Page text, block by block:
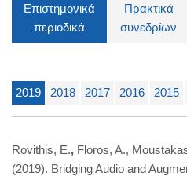
Επιστημονικά
περιοδικά
Πρακτικά
συνεδρίων
2019 2018 2017 2016 2015
Rovithis, E., Floros, A.,
(2019). Bridging Audio and